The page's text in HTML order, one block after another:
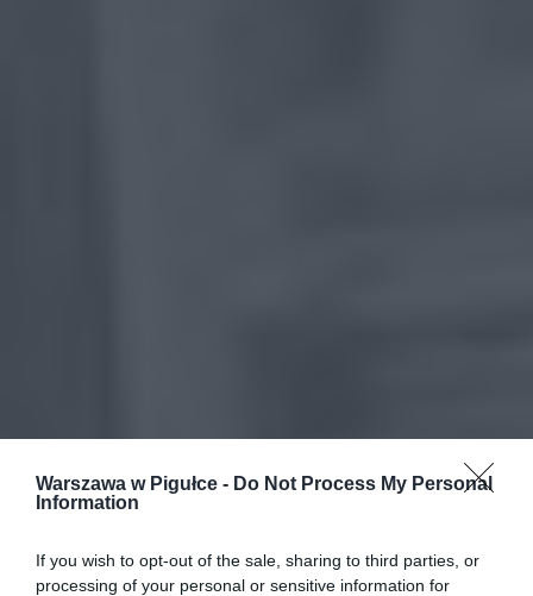
Warszawa w Pigułce - Do Not Process My Personal
Information
If you wish to opt-out of the sale, sharing to third parties, or
processing of your personal or sensitive information for